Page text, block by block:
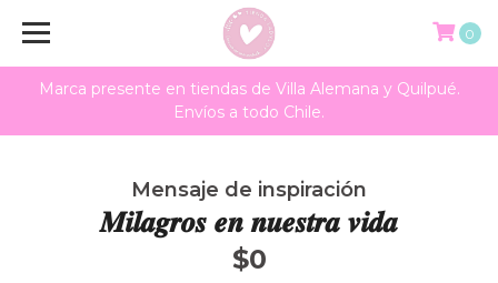
Marca presente en tiendas de Villa Alemana y Quilpué.
Envíos a todo Chile.
0
Mensaje de inspiración
𝑴𝒊𝒍𝒂𝒈𝒓𝒐𝒔 𝒆𝒏 𝒏𝒖𝒆𝒔𝒕𝒓𝒂 𝒗𝒊𝒅𝒂
$0